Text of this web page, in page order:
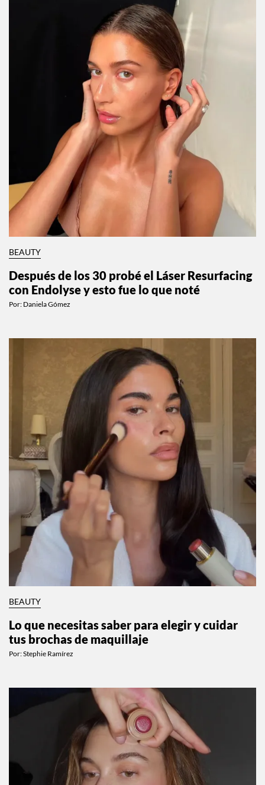
BEAUTY
Después de los 30 probé el Láser Resurfacing
con Endolyse y esto fue lo que noté
Por: Daniela Gómez
BEAUTY
Lo que necesitas saber para elegir y cuidar
tus brochas de maquillaje
Por:Stephie Ramírez